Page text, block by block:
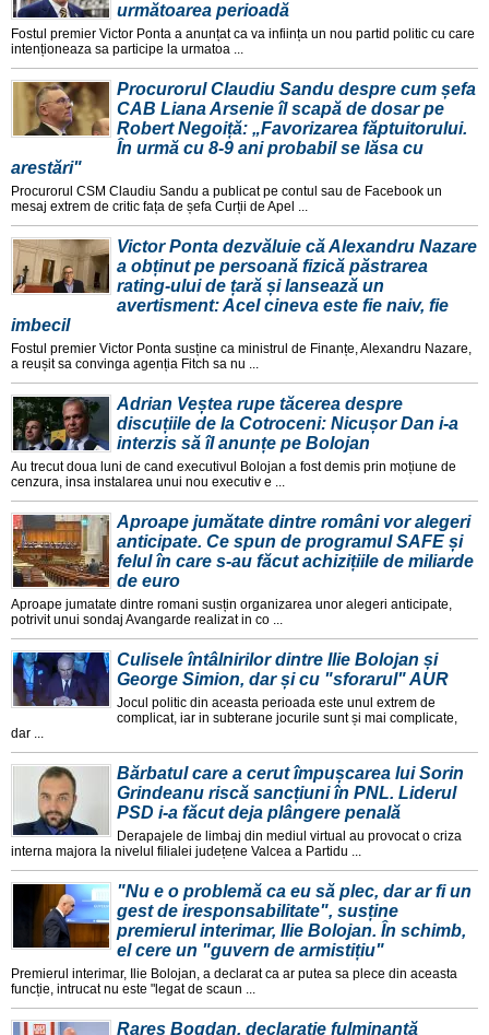
următoarea perioadă
Fostul premier Victor Ponta a anunțat ca va inființa un nou partid politic cu care
intenționeaza sa participe la urmatoa ...
Procurorul Claudiu Sandu despre cum șefa
CAB Liana Arsenie îl scapă de dosar pe
Robert Negoiță: „Favorizarea făptuitorului.
În urmă cu 8-9 ani probabil se lăsa cu
arestări"
Procurorul CSM Claudiu Sandu a publicat pe contul sau de Facebook un
mesaj extrem de critic fața de șefa Curții de Apel ...
Victor Ponta dezvăluie că Alexandru Nazare
a obținut pe persoană fizică păstrarea
rating-ului de țară și lansează un
avertisment: Acel cineva este fie naiv, fie
imbecil
Fostul premier Victor Ponta susține ca ministrul de Finanțe, Alexandru Nazare,
a reușit sa convinga agenția Fitch sa nu ...
Adrian Veștea rupe tăcerea despre
discuțiile de la Cotroceni: Nicușor Dan i-a
interzis să îl anunțe pe Bolojan
Au trecut doua luni de cand executivul Bolojan a fost demis prin moțiune de
cenzura, insa instalarea unui nou executiv e ...
Aproape jumătate dintre români vor alegeri
anticipate. Ce spun de programul SAFE și
felul în care s-au făcut achizițiile de miliarde
de euro
Aproape jumatate dintre romani susțin organizarea unor alegeri anticipate,
potrivit unui sondaj Avangarde realizat in co ...
Culisele întâlnirilor dintre Ilie Bolojan și
George Simion, dar și cu "sforarul" AUR
Jocul politic din aceasta perioada este unul extrem de
complicat, iar in subterane jocurile sunt și mai complicate,
dar ...
Bărbatul care a cerut împușcarea lui Sorin
Grindeanu riscă sancțiuni în PNL. Liderul
PSD i-a făcut deja plângere penală
Derapajele de limbaj din mediul virtual au provocat o criza
interna majora la nivelul filialei județene Valcea a Partidu ...
"Nu e o problemă ca eu să plec, dar ar fi un
gest de iresponsabilitate", susține
premierul interimar, Ilie Bolojan. În schimb,
el cere un "guvern de armistițiu"
Premierul interimar, Ilie Bolojan, a declarat ca ar putea sa plece din aceasta
funcție, intrucat nu este "legat de scaun ...
Rareș Bogdan, declarație fulminantă